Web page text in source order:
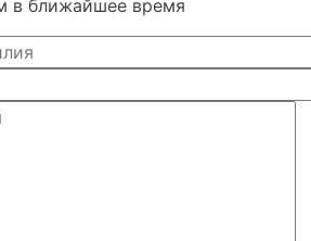
в ближайшее время